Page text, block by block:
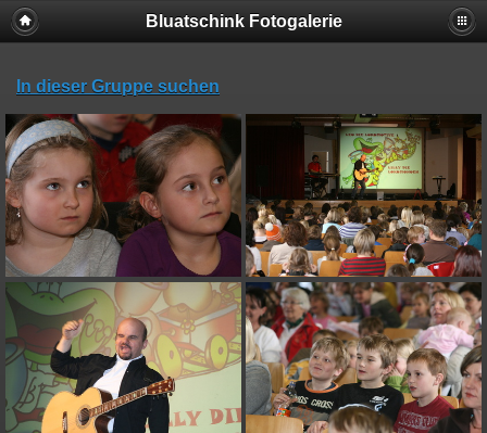
Bluatschink Fotogalerie
In dieser Gruppe suchen